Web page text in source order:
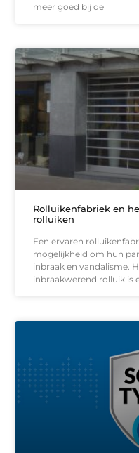
meer goed bij de
Rolluikenfabriek en
rolluiken
Een ervaren
mogelijkheid om hun
inbraak en vandalisme.
inbraakwerend rolluik is